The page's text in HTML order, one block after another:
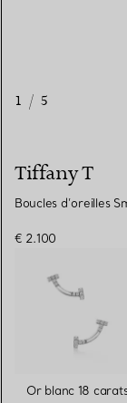
1 / 5
Tiffany T
Boucles d’oreilles
€ 2.100
Or blanc 18